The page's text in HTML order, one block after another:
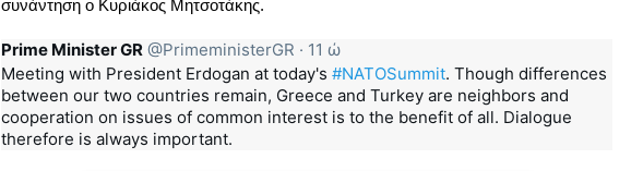
συνάντηση ο Κυριάκος Μητσοτάκης.
Prime Minister GR @PrimeministerGR · 11 ώ
Meeting with President Erdogan at today's #NATOSummit. Though differences
between our two countries remain, Greece and Turkey are neighbors and
cooperation on issues of common interest is to the benefit of all. Dialogue
therefore is always important.